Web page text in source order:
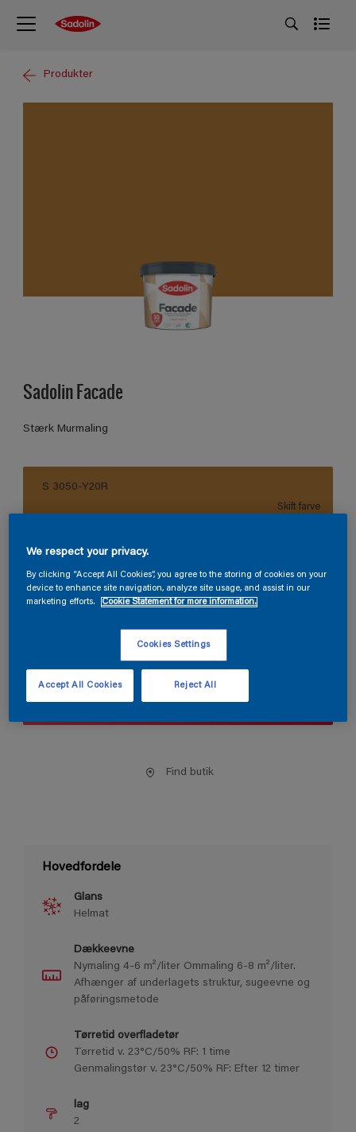
Produkter
Sadolin Facade
Stærk Murmaling
S 3050-Y20R
Skift farve
Størrelse
2.325 9 L
Find butik
Hovedfordele
Glans
Helmat
Dækkeevne
Nymaling 4-6 m²/liter Ommaling 6-8 m²/liter.
Afhænger af underlagets struktur, sugeevne og
påføringsmetode
Tørretid overfladetør
Tørretid v. 23°C/50% RF: 1 time
Genmalingstør v. 23°C/50% RF: Efter 12 timer
lag
2
We respect your privacy.
By clicking “Accept All Cookies”, you agree to the storing of cookies on your
device to enhance site navigation, analyze site usage, and assist in our
marketing efforts.
Cookie Statement for more information.
Cookies Settings
Reject All
Accept All Cookies